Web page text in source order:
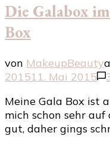
Die Galabox
Box
von MakeupBeauty
201511. Mai 2015
Meine Gala Box ist
mich schon sehr auf
gut, daher gings